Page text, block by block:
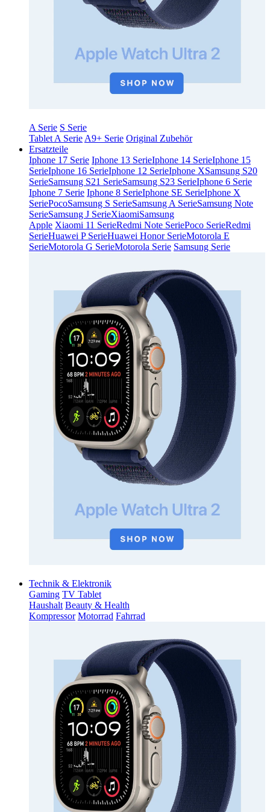
A Serie S Serie
Tablet A Serie A9+ Serie Original Zubehör
Ersatzteile
Iphone 17 Serie Iphone 13 SerieIphone 14 SerieIphone 15
SerieIphone 16 SerieIphone 12 SerieIphone XSamsung S20
SerieSamsung S21 SerieSamsung S23 SerieIphone 6 Serie
Iphone 7 Serie Iphone 8 SerieIphone SE SerieIphone X
SeriePocoSamsung S SerieSamsung A SerieSamsung Note
SerieSamsung J SerieXiaomiSamsung
Apple Xiaomi 11 SerieRedmi Note SeriePoco SerieRedmi
SerieHuawei P SerieHuawei Honor SerieMotorola E
SerieMotorola G SerieMotorola Serie Samsung Serie
Technik & Elektronik
Gaming TV Tablet
Haushalt Beauty & Health
Kompressor Motorrad Fahrrad